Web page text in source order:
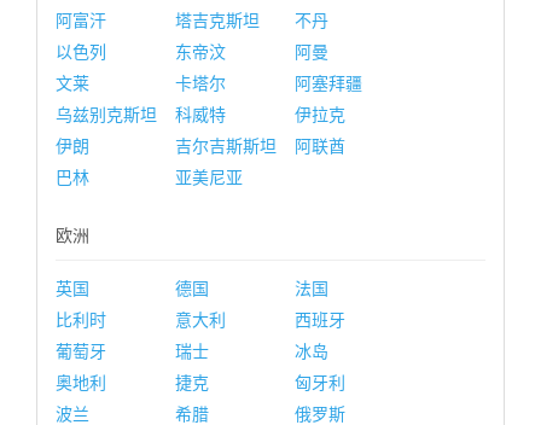
阿富汗
塔吉克斯坦
不丹
以色列
东帝汶
阿曼
文莱
卡塔尔
阿塞拜疆
乌兹别克斯坦
科威特
伊拉克
伊朗
吉尔吉斯斯坦
阿联酋
巴林
亚美尼亚
欧洲
英国 德国
法国
比利时
意大利
西班牙
葡萄牙
瑞士
冰岛
奥地利
捷克
匈牙利
波兰
希腊
俄罗斯